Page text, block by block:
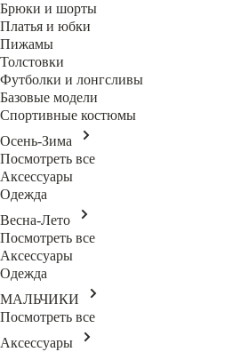
Брюки и шорты
Платья и юбки
Пижамы
Толстовки
Футболки и лонгсливы
Базовые модели
Спортивные костюмы
Осень-Зима
Посмотреть все
Аксессуары
Одежда
Весна-Лето
Посмотреть все
Аксессуары
Одежда
МАЛЬЧИКИ
Посмотреть все
Аксессуары